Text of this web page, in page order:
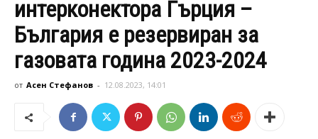
интерконектора Гърция –
България е резервиран за
газовата година 2023-2024
от Асен Стефанов - 12.08.2023, 14:01